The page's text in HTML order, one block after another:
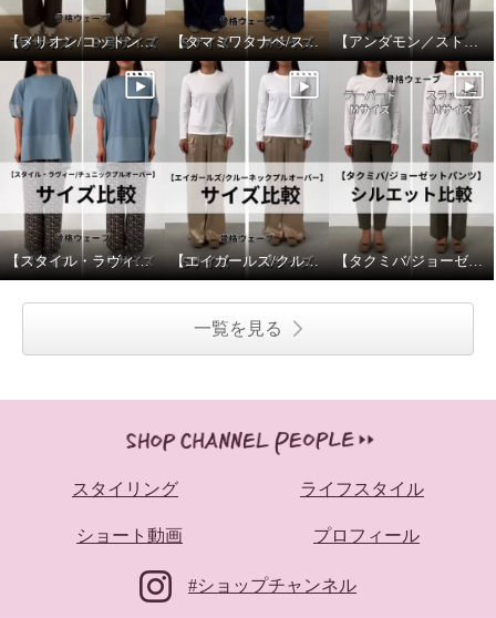
【メリオン/コットンプルオーバー】サイズ比較 【タマミワタナベ/スプリングウェーブニットカーディガン】サイズ比較 【アンダモン／ストライプベイカーパンツ】サイズ比較
【スタイル・ラヴィー/チュニックプルオーバー】サイズ比較 【エイガールズ/クルーネックプルオーバー】サイズ比較 【タクミバ/ジョーゼットパンツ】シルエット比較
一覧を見る
スタイリング ライフスタイル
ショート動画 プロフィール
#ショップチャンネル